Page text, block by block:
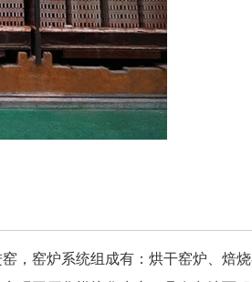
，窑炉系统组成有：烘干窑炉、焙